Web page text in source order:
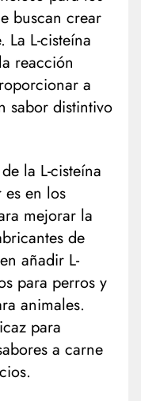
buscan crear
La L-cisteína
reacción
a
sabor distintivo
la L-cisteína
en los
mejorar la
de
añadir L-
para perros y
animales.
para
a carne